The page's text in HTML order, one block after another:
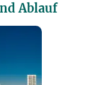
Ablauf